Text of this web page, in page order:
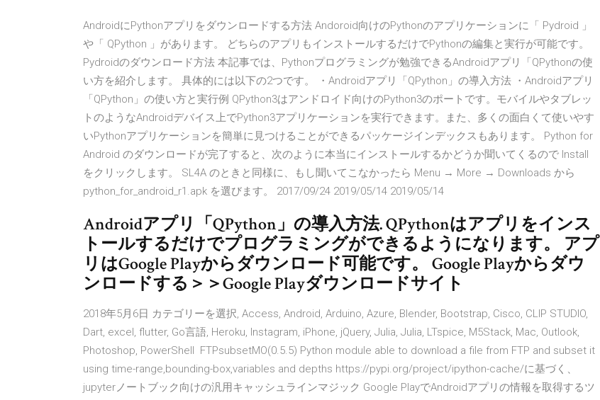
AndroidにPythonアプリをダウンロードする方法 Andoroid向けのPythonのアプリケーションに「 Pydroid 」
や「 QPython 」があります。 どちらのアプリもインストールするだけでPythonの編集と実行が可能です。
Pydroidのダウンロード方法 本記事では、Pythonプログラミングが勉強できるAndroidアプリ「QPythonの使
い方を紹介します。 具体的には以下の2つです。 ・Androidアプリ「QPython」の導入方法 ・Androidアプリ
「QPython」の使い方と実行例 QPython3はアンドロイド向けのPython3のポートです。モバイルやタブレッ
トのようなAndroidデバイス上でPython3アプリケーションを実行できます。また、多くの面白くて使いやす
いPythonアプリケーションを簡単に見つけることができるパッケージインデックスもあります。 Python for
Android のダウンロードが完了すると、次のように本当にインストールするかどうか聞いてくるので Install
をクリックします。 SL4A のときと同様に、もし聞いてこなかったら Menu → More → Downloads から
python_for_android_r1.apk を選びます。 2017/09/24 2019/05/14 2019/05/14
Androidアプリ「QPython」の導入方法. QPythonはアプリをインス
トールするだけでプログラミングができるようになります。 アプ
リはGoogle Playからダウンロード可能です。 Google Playからダウ
ンロードする＞＞Google Playダウンロードサイト
2018年5月6日 カテゴリーを選択, Access, Android, Arduino, Azure, Blender, Bootstrap, Cisco, CLIP STUDIO,
Dart, excel, flutter, Go言語, Heroku, Instagram, iPhone, jQuery, Julia, Julia, LTspice, M5Stack, Mac, Outlook,
Photoshop, PowerShell FTPsubsetMO(0.5.5) Python module able to download a file from FTP and subset it
using time-range,bounding-box,variables and depths https://pypi.org/project/ipython-cache/に基づく、
jupyterノートブック向けの汎用キャッシュラインマジック Google PlayでAndroidアプリの情報を取得するツ